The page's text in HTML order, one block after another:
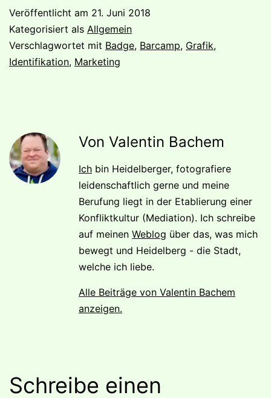
Veröffentlicht am 21. Juni 2018
Kategorisiert als Allgemein
Verschlagwortet mit Badge, Barcamp, Grafik,
Identifikation, Marketing
Von Valentin Bachem
Ich bin Heidelberger, fotografiere
leidenschaftlich gerne und meine
Berufung liegt in der Etablierung einer
Konfliktkultur (Mediation). Ich schreibe
auf meinen Weblog über das, was mich
bewegt und Heidelberg - die Stadt,
welche ich liebe.
Alle Beiträge von Valentin Bachem
anzeigen.
Schreibe einen